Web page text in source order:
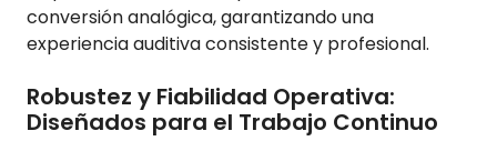
conversión analógica, garantizando una
experiencia auditiva consistente y profesional.
Robustez y Fiabilidad Operativa:
Diseñados para el Trabajo Continuo